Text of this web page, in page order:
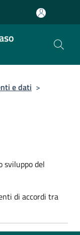
e dati >
sviluppo del
di accordi tra